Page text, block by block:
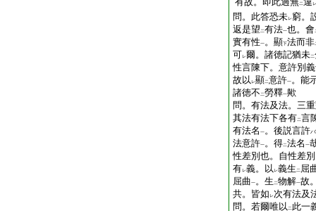
二 レ
問。此答恐未レ窮。
返是望 二有法一也。會
實有性一。顯下法而非
可レ爾。諸徳記猶未二
性言陳下。意許別
故以 レ顯二意許一。能
諸徳不 二勞釋一歟
問。有法及法。三
其法有法下各有二言
有法名 一。後説言許ハ
法意許一。得二法名 一
性差別也。自性差
有レ義。以 レ義生 二 屈
屈曲一。生 二物解一故
共。皆如 レ次有法及
問。若爾唯以 二 此一